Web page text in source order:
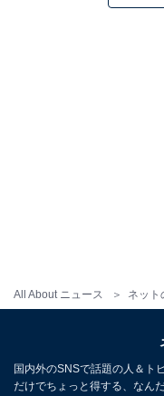
All About ニュース ネット
国内外のSNSで話題の人＆ト
だけでちょっと得する、なん